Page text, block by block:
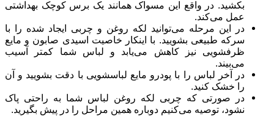
بکشید. در واقع این مسواک همانند یک برس کوچک بهداشتی
عمل می‌کند.
در این مرحله می‌توانید لکه روغن و چربی ایجاد شده را با
سرکه طبیعی بشویید. با اینکار خاصیت اسیدی صابون و مایع
ظرفشویی نیز کاهش می‌یابد و لباس شما کمتر آسیب
می‌بیند.
در آخر لباس را با پودرو مایع لباسشویی با دقت بشویید و آن
را خشک کنید.
در صورتی که چربی لکه روغن لباس شما به راحتی پاک
نشود، توصیه می‌کنیم دوباره همین مراحل را در پیش بگیرید.